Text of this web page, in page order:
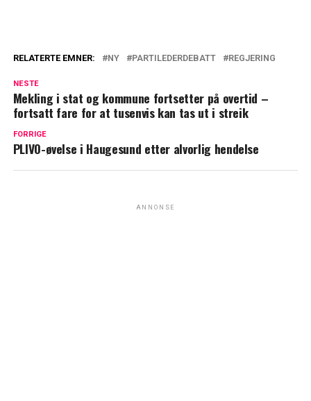
RELATERTE EMNER: NY PARTILEDERDEBATT REGJERING
NESTE
Mekling i stat og kommune fortsetter på overtid –
fortsatt fare for at tusenvis kan tas ut i streik
FORRIGE
PLIVO-øvelse i Haugesund etter alvorlig hendelse
ANNONSE